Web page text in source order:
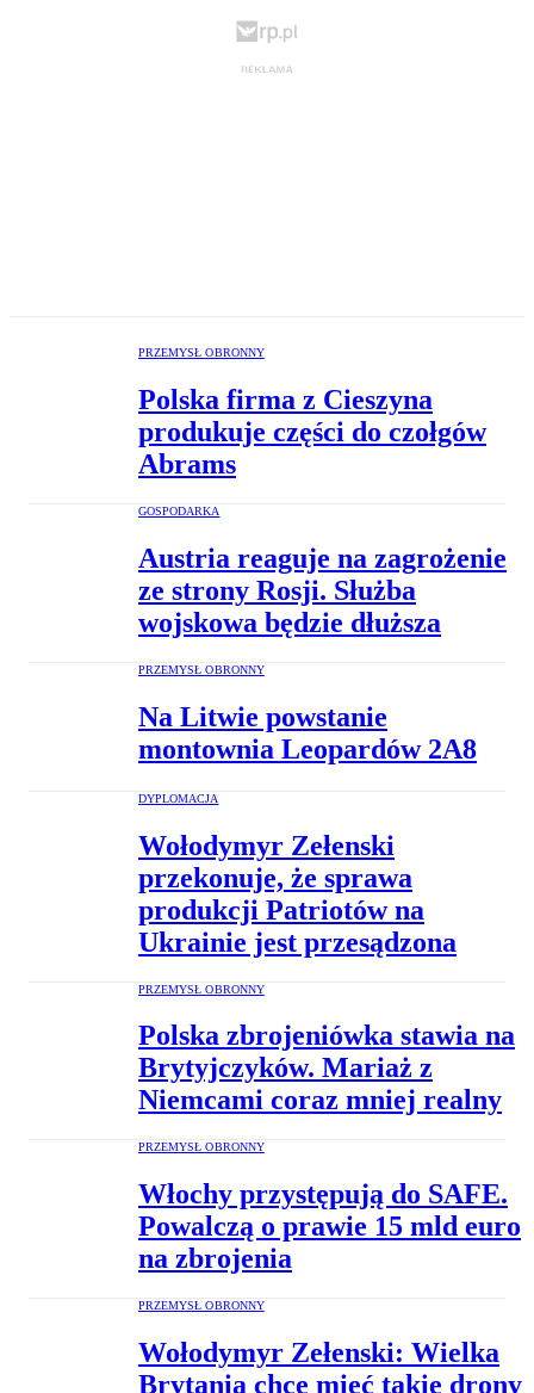
PRZEMYSŁ OBRONNY
Polska firma z Cieszyna
produkuje części do czołgów
Abrams
GOSPODARKA
Austria reaguje na zagrożenie
ze strony Rosji. Służba
wojskowa będzie dłuższa
PRZEMYSŁ OBRONNY
Na Litwie powstanie
montownia Leopardów 2A8
DYPLOMACJA
Wołodymyr Zełenski
przekonuje, że sprawa
produkcji Patriotów na
Ukrainie jest przesądzona
PRZEMYSŁ OBRONNY
Polska zbrojeniówka stawia na
Brytyjczyków. Mariaż z
Niemcami coraz mniej realny
PRZEMYSŁ OBRONNY
Włochy przystępują do SAFE.
Powalczą o prawie 15 mld euro
na zbrojenia
PRZEMYSŁ OBRONNY
Wołodymyr Zełenski: Wielka
Brytania chce mieć takie drony